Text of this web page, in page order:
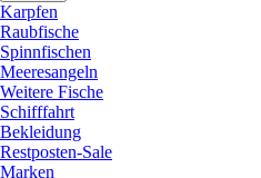
Karpfen
Raubfische
Spinnfischen
Meeresangeln
Weitere Fische
Schifffahrt
Bekleidung
Restposten-Sale
Marken